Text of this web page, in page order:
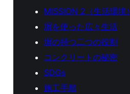
MISSION 2（生活環境）
塀を使った広々生活
塀の持つ二つの役割
コンクリートの秘密
SDGs
施工手順